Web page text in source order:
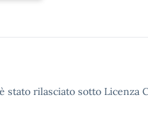
stato rilasciato sotto Licenza